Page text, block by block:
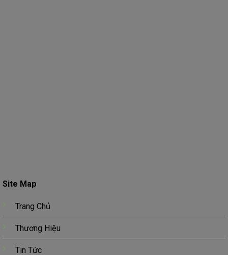
Site Map
Trang Chủ
Thương Hiệu
Tin Tức